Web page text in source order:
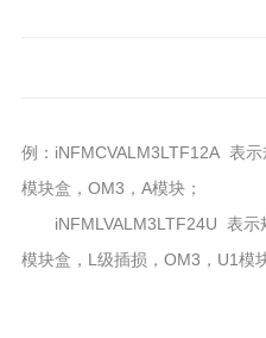
例：iNFMCVALM3LTF12A 表
模块盒，OM3，A模块；
iNFMLVALM3LTF24U 表示
模块盒，L级插损，OM3，U1模块